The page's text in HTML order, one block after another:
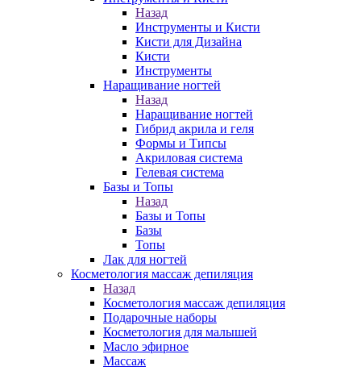
Назад
Инструменты и Кисти
Кисти для Дизайна
Кисти
Инструменты
Наращивание ногтей
Назад
Наращивание ногтей
Гибрид акрила и геля
Формы и Типсы
Акриловая система
Гелевая система
Базы и Топы
Назад
Базы и Топы
Базы
Топы
Лак для ногтей
Косметология массаж депиляция
Назад
Косметология массаж депиляция
Подарочные наборы
Косметология для малышей
Масло эфирное
Массаж